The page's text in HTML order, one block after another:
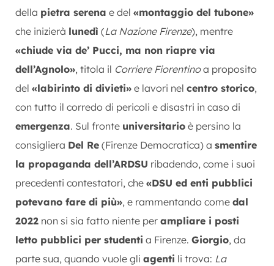
della pietra serena e del «montaggio del tubone»
che inizierà lunedì (La Nazione Firenze), mentre
«chiude via de’ Pucci, ma non riapre via
dell’Agnolo», titola il Corriere Fiorentinoa proposito
del «labirinto di divieti» e lavori nel centro storico,
con tutto il corredo di pericoli e disastri in caso di
emergenza. Sul fronte universitario è persino la
consigliera Del Re (Firenze Democratica) a smentire
la propaganda dell’ARDSU ribadendo, come i suoi
precedenti contestatori, che «DSU ed enti pubblici
potevano fare di più», e rammentando come dal
2022 non si sia fatto niente per ampliare i posti
letto pubblici per studenti a Firenze. Giorgio, da
parte sua, quando vuole gli agenti li trova: La